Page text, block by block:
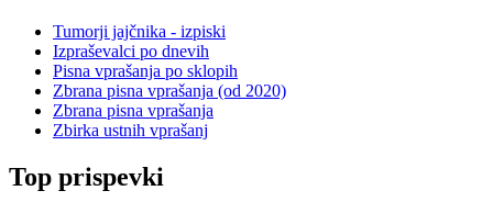
Tumorji jajčnika - izpiski
Izpraševalci po dnevih
Pisna vprašanja po sklopih
Zbrana pisna vprašanja (od 2020)
Zbrana pisna vprašanja
Zbirka ustnih vprašanj
Top prispevki